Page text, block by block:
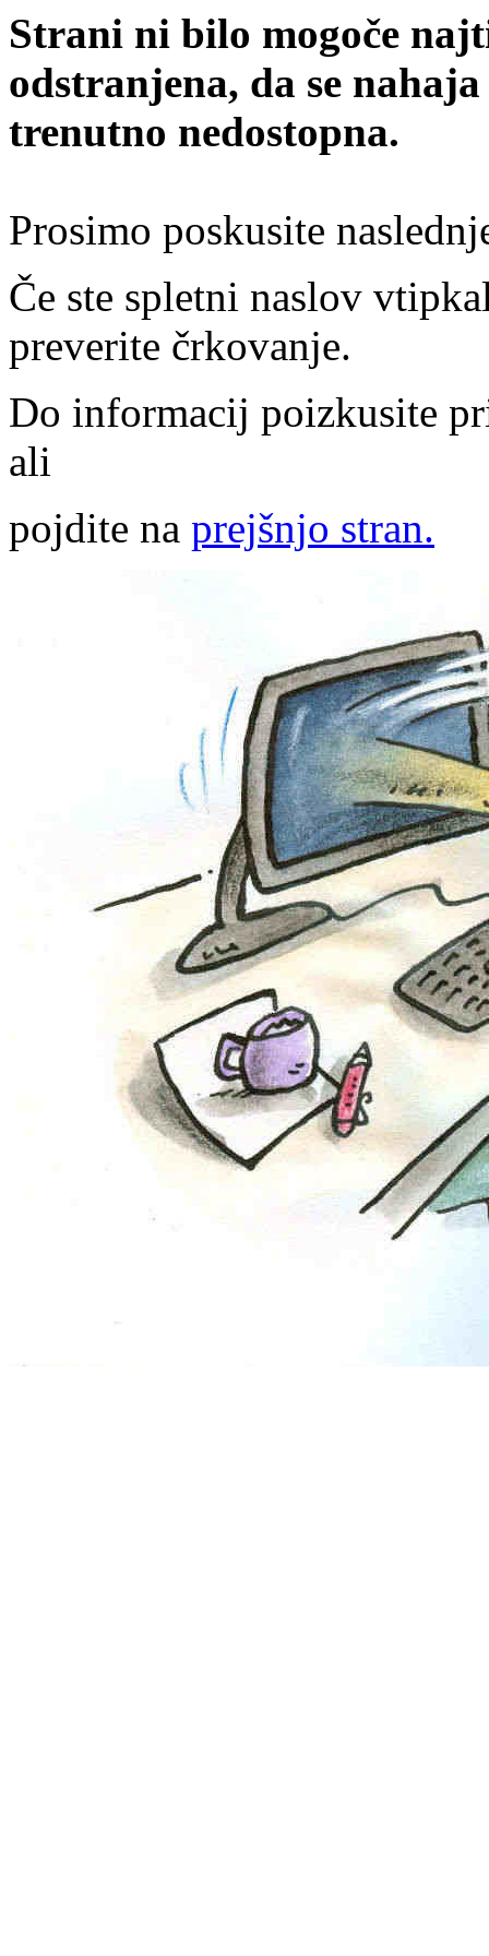
Strani ni bilo mogoče
odstranjena, da se
trenutno nedostopna.
Prosimo poskusite
Če ste spletni naslov
preverite črkovanje.
Do informacij poizkusite
ali
pojdite na prejšnjo stran.